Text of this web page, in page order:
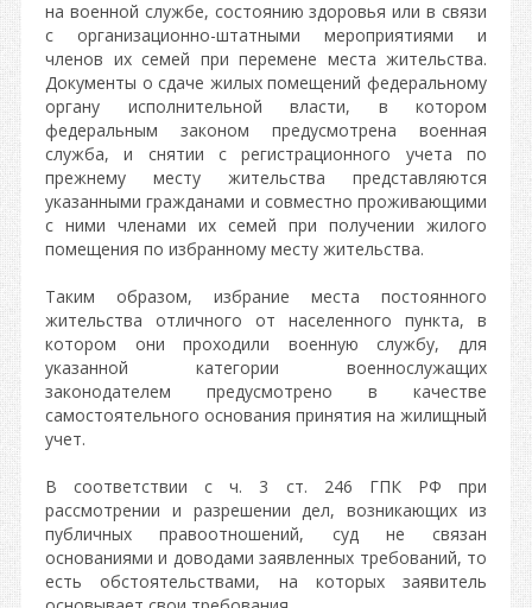
на военной службе, состоянию здоровья или в связи
с организационно-штатными мероприятиями и
членов их семей при перемене места жительства.
Документы о сдаче жилых помещений федеральному
органу исполнительной власти, в котором
федеральным законом предусмотрена военная
служба, и снятии с регистрационного учета по
прежнему месту жительства представляются
указанными гражданами и совместно проживающими
с ними членами их семей при получении жилого
помещения по избранному месту жительства.
Таким образом, избрание места постоянного
жительства отличного от населенного пункта, в
котором они проходили военную службу, для
указанной категории военнослужащих
законодателем предусмотрено в качестве
самостоятельного основания принятия на жилищный
учет.
В соответствии с ч. 3 ст. 246 ГПК РФ при
рассмотрении и разрешении дел, возникающих из
публичных правоотношений, суд не связан
основаниями и доводами заявленных требований, то
есть обстоятельствами, на которых заявитель